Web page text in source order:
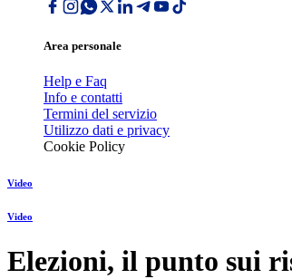
Area personale
Help e Faq
Info e contatti
Termini del servizio
Utilizzo dati e privacy
Cookie Policy
Video
Video
Elezioni, il punto sui